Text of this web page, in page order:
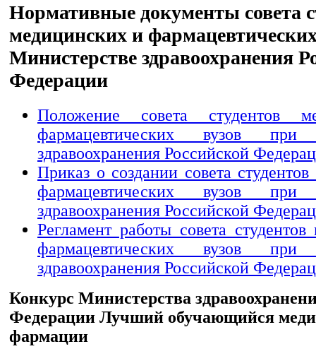
Нормативные документы совета
медицинских и
Министерстве здравоохранения
Федерации
Положение совета студентов
фармацевтических вузов при
здравоохранения Российской
Приказ о создании совета
фармацевтических вузов при
здравоохранения Российской
Регламент работы совета
фармацевтических вузов при
здравоохранения Российской
Конкурс Министерства
Федерации Лучший обучающийся
фармации